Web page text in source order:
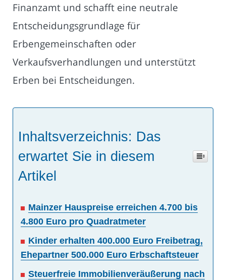
Finanzamt und schafft eine neutrale
Entscheidungsgrundlage für
Erbengemeinschaften oder
Verkaufsverhandlungen und unterstützt
Erben bei Entscheidungen.
Inhaltsverzeichnis: Das
erwartet Sie in diesem
Artikel
Mainzer Hauspreise erreichen 4.700 bis
4.800 Euro pro Quadratmeter
Kinder erhalten 400.000 Euro Freibetrag,
Ehepartner 500.000 Euro Erbschaftsteuer
Steuerfreie Immobilienveräußerung nach